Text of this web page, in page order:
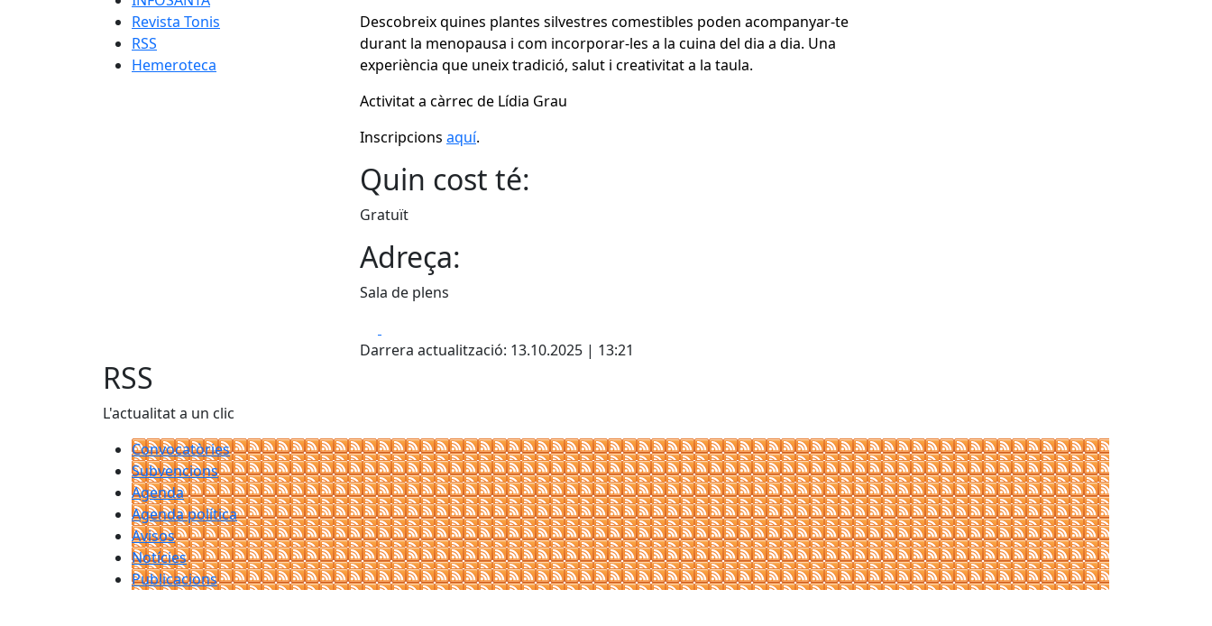
Revista Tonis
RSS
Hemeroteca
Descobreix quines plantes silvestres comestibles poden acompanyar-te
durant la menopausa i com incorporar-les a la cuina del dia a dia. Una
experiència que uneix tradició, salut i creativitat a la taula.
Activitat a càrrec de Lídia Grau
Inscripcions aquí.
Quin cost té:
Gratuït
Adreça:
Sala de plens
Darrera actualització: 13.10.2025 | 13:21
RSS
L'actualitat a un clic
Convocatòries
Subvencions
Agenda
Agenda política
Avisos
Notícies
Publicacions